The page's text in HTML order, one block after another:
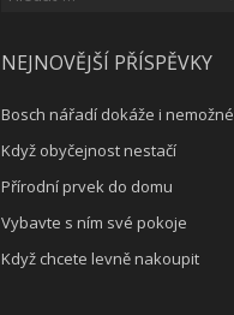
NEJNOVĚJŠÍ PŘÍSPĚVKY
Bosch nářadí dokáže i nemožné
Když obyčejnost nestačí
Přírodní prvek do domu
Vybavte s ním své pokoje
Když chcete levně nakoupit